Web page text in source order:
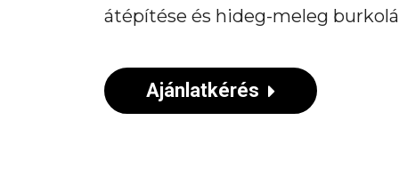
átépítése és hideg-meleg
Ajánlatkérés